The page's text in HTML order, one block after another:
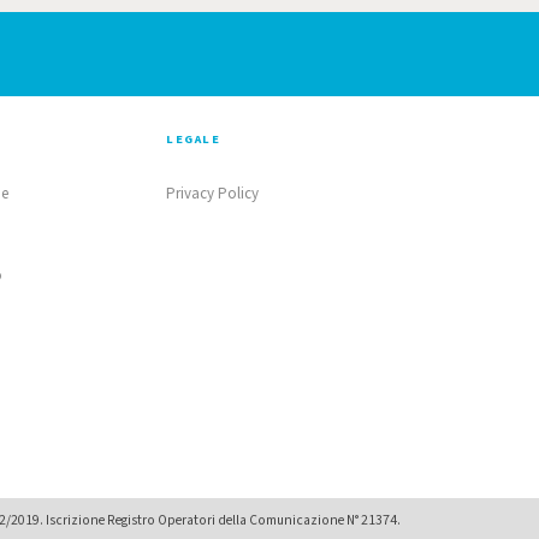
LEGALE
Privacy Policy
Iscrizione Registro Operatori della Comunicazione N° 21374.